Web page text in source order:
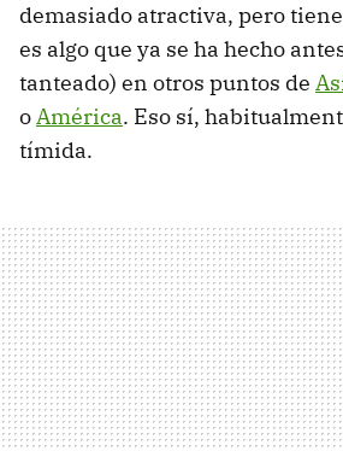
demasiado atractiva, pero
es algo que ya se ha hecho
tanteado) en otros puntos de
oAmérica. Eso sí,
tímida.